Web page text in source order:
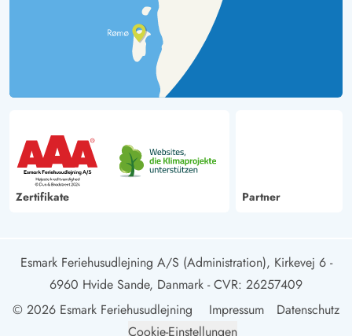
Zertifikate Partner
Esmark Feriehusudlejning A/S (Administration), Kirkevej 6 -
6960 Hvide Sande, Danmark - CVR: 26257409
© 2026 Esmark Feriehusudlejning
Impressum
Datenschutz
Cookie-Einstellungen